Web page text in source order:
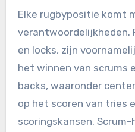
Elke rugbypositie komt
verantwoordelijkheden.
en locks, zijn
het winnen van scrums
backs, waaronder
op het scoren van tries
scoringskansen.